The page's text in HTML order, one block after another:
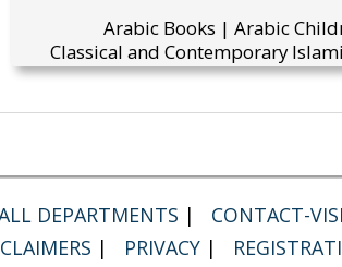
Arabic Books | Arabic
Classical and Contemporary
DEPARTMENTS | CONTACT-
| PRIVACY |